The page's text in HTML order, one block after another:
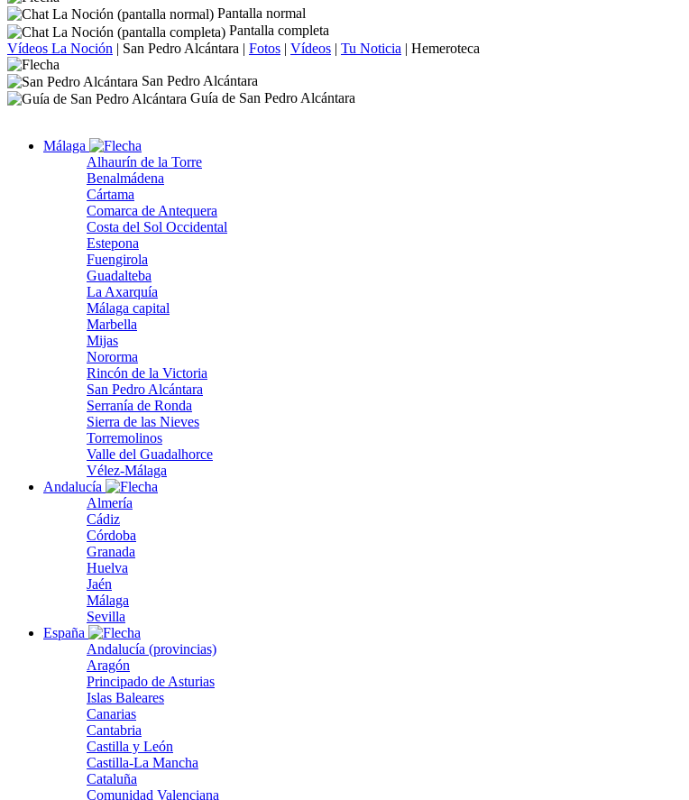
Pantalla normal
Pantalla completa
Vídeos La Noción | San Pedro Alcántara | Fotos | Vídeos | Tu Noticia | Hemeroteca
San Pedro Alcántara
Guía de San Pedro Alcántara
Málaga
Alhaurín de la Torre
Benalmádena
Cártama
Comarca de Antequera
Costa del Sol Occidental
Estepona
Fuengirola
Guadalteba
La Axarquía
Málaga capital
Marbella
Mijas
Nororma
Rincón de la Victoria
San Pedro Alcántara
Serranía de Ronda
Sierra de las Nieves
Torremolinos
Valle del Guadalhorce
Vélez-Málaga
Andalucía
Almería
Cádiz
Córdoba
Granada
Huelva
Jaén
Málaga
Sevilla
España
Andalucía (provincias)
Aragón
Principado de Asturias
Islas Baleares
Canarias
Cantabria
Castilla y León
Castilla-La Mancha
Cataluña
Comunidad Valenciana